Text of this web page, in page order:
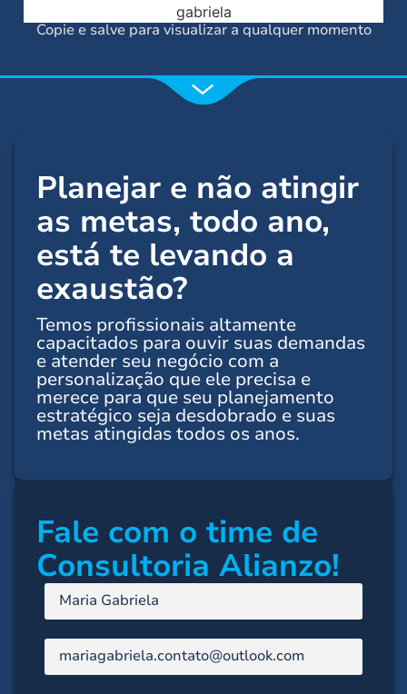
gabriela
Copie e salve para visualizar a qualquer momento
Planejar e não atingir
as metas, todo ano,
está te levando a
exaustão?
Temos profissionais altamente
capacitados para ouvir suas demandas
e atender seu negócio com a
personalização que ele precisa e
merece para que seu planejamento
estratégico seja desdobrado e suas
metas atingidas todos os anos.
Fale com o time de
Consultoria Alianzo!